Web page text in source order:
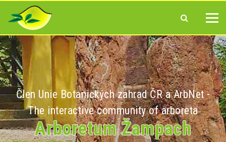
Člen Unie Botanických zahrad ČR a ArbNet -
The interactive community of arboreta
Arboretum Žampach